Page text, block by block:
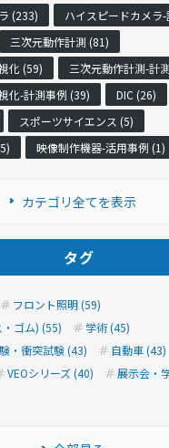
(233)
ハイスピードカメラ
三次元動作計測 (81)
化 (59)
三次元動作計測-計
化-計測事例 (39)
DIC (26)
スポーツサイエンス (5)
映像制作機器-活用事例 (1)
カテゴリ全てを表示
タグ
フロント照明 (59)
ゴム) (55)
学術 (45)
・衝突試験 (43)
自動車 (43)
VEOシリーズ (40)
展示会・